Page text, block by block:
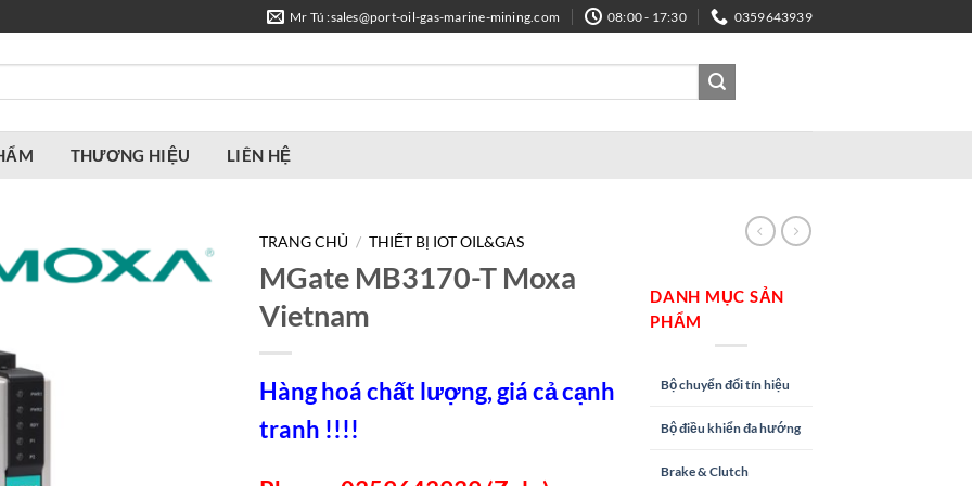
Mr Tú :sales@port-oil-gas-marine-mining.com 08:00 - 17:30 0359643939
THƯƠNG HIỆU LIÊN HỆ
TRANG CHỦ / THIẾT BỊ IOT OIL&GAS
MGate MB3170-T Moxa
Vietnam
Hàng hoá chất lượng, giá cả cạnh
tranh !!!!
DANH MỤC SẢN
PHẨM
Bộ chuyển đổi tín hiệu
Bộ điều khiển đa hướng
Brake & Clutch